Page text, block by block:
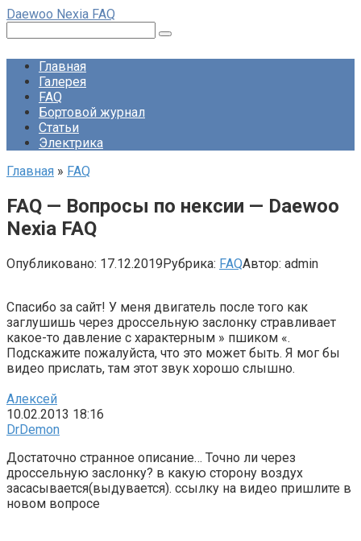
Перейти
контенту
Daewoo Nexia FAQ
Главная
Галерея
FAQ
Бортовой журнал
Статьи
Электрика
Главная » FAQ
FAQ — Вопросы по нексии — Daewoo
Nexia FAQ
Опубликовано: 17.12.2019Рубрика: FAQАвтор: admin
Спасибо за сайт! У меня двигатель после того как
заглушишь через дроссельную заслонку стравливает
какое-то давление с характерным » пшиком «.
Подскажите пожалуйста, что это может быть. Я мог бы
видео прислать, там этот звук хорошо слышно.
Алексей
10.02.2013 18:16
DrDemon
Достаточно странное описание… Точно ли через
дроссельную заслонку? в какую сторону воздух
засасывается(выдувается). ссылку на видео пришлите в
новом вопросе